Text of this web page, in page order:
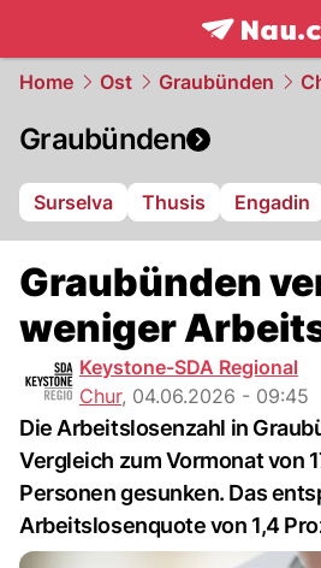
frontpage.
Home Ost Graubünden
Graubünden
Surselva Thusis Engadin
Graubünden
weniger
Keystone-SDA Regional
Chur, 04.06.2026 - 09:45
Die Arbeitslosenzahl in
Vergleich zum Vormonat von
Personen gesunken. Das
Arbeitslosenquote von 1,4